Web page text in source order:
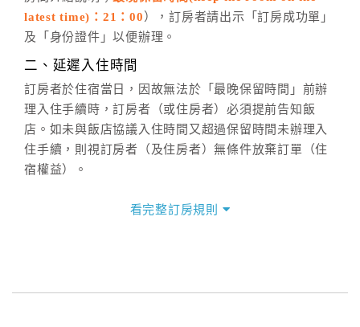
六、聯絡方式
(07)9682715 。
latest time)：21：00 ），訂房者請出示「訂房成功單」
及「身份證件」以便辦理。
二、延遲入住時間
訂房者於住宿當日，因故無法於「最晚保留時間」前辦
理入住手續時，訂房者（或住房者）必須提前告知飯
店。如未與飯店協議入住時間又超過保留時間未辦理入
住手續，則視訂房者（及住房者）無條件放棄訂單（住
宿權益）。
四、訂單異動
看完整訂房規則